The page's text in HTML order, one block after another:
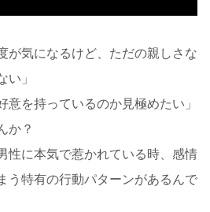
が気になるけど、ただの親しさな
い」
意を持っているのか見極めたい」
か？
性に本気で惹かれている時、感情
う特有の行動パターンがあるんで